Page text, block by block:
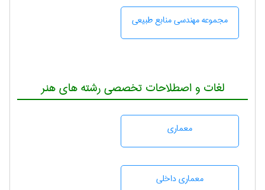
مجموعه مهندسی منابع طبيعی
لغات و اصطلاحات تخصصی رشته های هنر
معماری
معماری داخلی